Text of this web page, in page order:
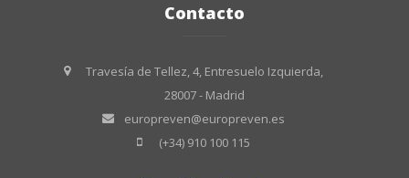
Contacto
Travesía de Tellez, 4, Entresuelo Izquierda,
28007 - Madrid
europreven@europreven.es
(+34) 910 100 115